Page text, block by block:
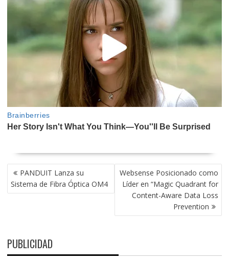
NAVEGACIÓN
DE
ENTRADAS
PANDUIT Lanza su
Sistema de Fibra Óptica OM4
Websense Posicionado como
Líder en “Magic Quadrant for
Content-Aware Data Loss
Prevention
PUBLICIDAD